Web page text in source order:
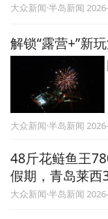
大众新闻·
解锁“露营+”新
大众新闻·
48斤花鲢鱼王
假期，青岛莱西
大众新闻·